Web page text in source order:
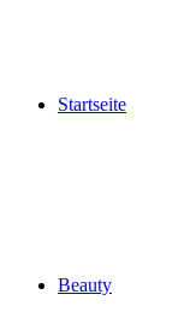
Startseite
Beauty